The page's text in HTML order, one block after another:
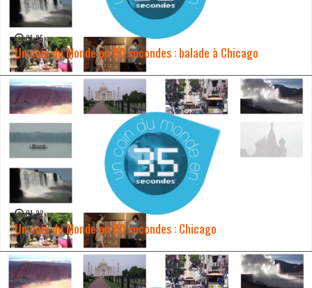
01:25
Un coin du Monde en 80 secondes : balade à Chicago
WATCH NOW →
01:32
Un coin du Monde en 80 secondes : Chicago
WATCH NOW →